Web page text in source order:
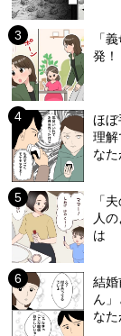
「
発
ほ
理
なた
「
人
は
結
ん
なた